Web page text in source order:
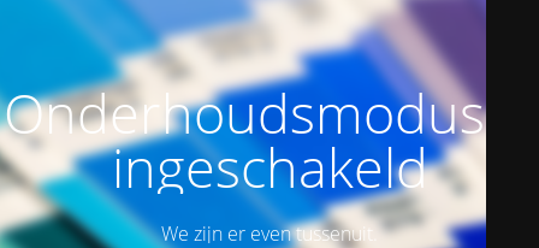
Onderhoudsmodus is
ingeschakeld
We zijn er even tussenuit.